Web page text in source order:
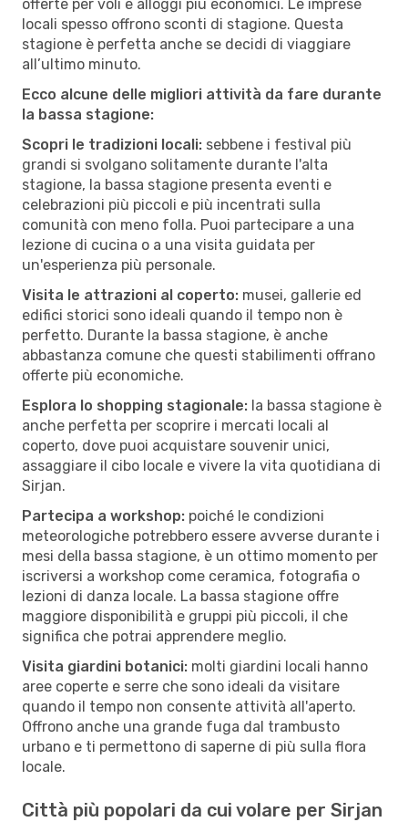
offerte per voli e alloggi più economici. Le imprese
locali spesso offrono sconti di stagione. Questa
stagione è perfetta anche se decidi di viaggiare
all’ultimo minuto.
Ecco alcune delle migliori attività da fare durante
la bassa stagione:
Scopri le tradizioni locali: sebbene i festival più
grandi si svolgano solitamente durante l'alta
stagione, la bassa stagione presenta eventi e
celebrazioni più piccoli e più incentrati sulla
comunità con meno folla. Puoi partecipare a una
lezione di cucina o a una visita guidata per
un'esperienza più personale.
Visita le attrazioni al coperto: musei, gallerie ed
edifici storici sono ideali quando il tempo non è
perfetto. Durante la bassa stagione, è anche
abbastanza comune che questi stabilimenti offrano
offerte più economiche.
Esplora lo shopping stagionale: la bassa stagione è
anche perfetta per scoprire i mercati locali al
coperto, dove puoi acquistare souvenir unici,
assaggiare il cibo locale e vivere la vita quotidiana di
Sirjan.
Partecipa a workshop: poiché le condizioni
meteorologiche potrebbero essere avverse durante i
mesi della bassa stagione, è un ottimo momento per
iscriversi a workshop come ceramica, fotografia o
lezioni di danza locale. La bassa stagione offre
maggiore disponibilità e gruppi più piccoli, il che
significa che potrai apprendere meglio.
Visita giardini botanici: molti giardini locali hanno
aree coperte e serre che sono ideali da visitare
quando il tempo non consente attività all'aperto.
Offrono anche una grande fuga dal trambusto
urbano e ti permettono di saperne di più sulla flora
locale.
Città più popolari da cui volare per Sirjan